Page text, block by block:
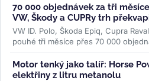
70 000 objednávek za tři
VW, Škody a CUPRy trh
VW ID. Polo, Škoda Epiq, Cupra
pouhé tři měsíce přes 70 000
elektromobilů...>>
Motor tenký jako talíř: Horse
elektřiny z litru metanolu